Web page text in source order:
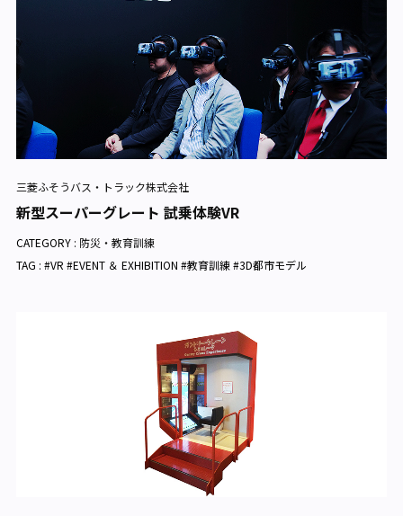
三菱ふそうバス・トラック株式会社
新型スーパーグレート 試乗体験VR
CATEGORY : 防災・教育訓練
TAG : #VR #EVENT ＆ EXHIBITION #教育訓練 #3D都市モデル